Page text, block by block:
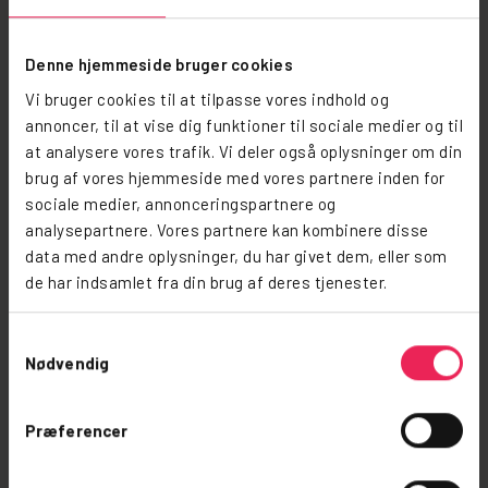
Denne hjemmeside bruger cookies
Vi bruger cookies til at tilpasse vores indhold og
annoncer, til at vise dig funktioner til sociale medier og til
at analysere vores trafik. Vi deler også oplysninger om din
brug af vores hjemmeside med vores partnere inden for
sociale medier, annonceringspartnere og
analysepartnere. Vores partnere kan kombinere disse
data med andre oplysninger, du har givet dem, eller som
de har indsamlet fra din brug af deres tjenester.
Nødvendig
Præferencer